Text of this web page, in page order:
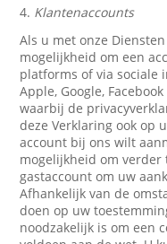
4. Klantenaccounts
Als u met onze
mogelijkheid om een
platforms of via sociale
Apple, Google,
waarbij de
deze Verklaring ook op
account bij ons wilt
mogelijkheid om
gastaccount om uw
Afhankelijk van de
doen op uw
noodzakelijk is om een